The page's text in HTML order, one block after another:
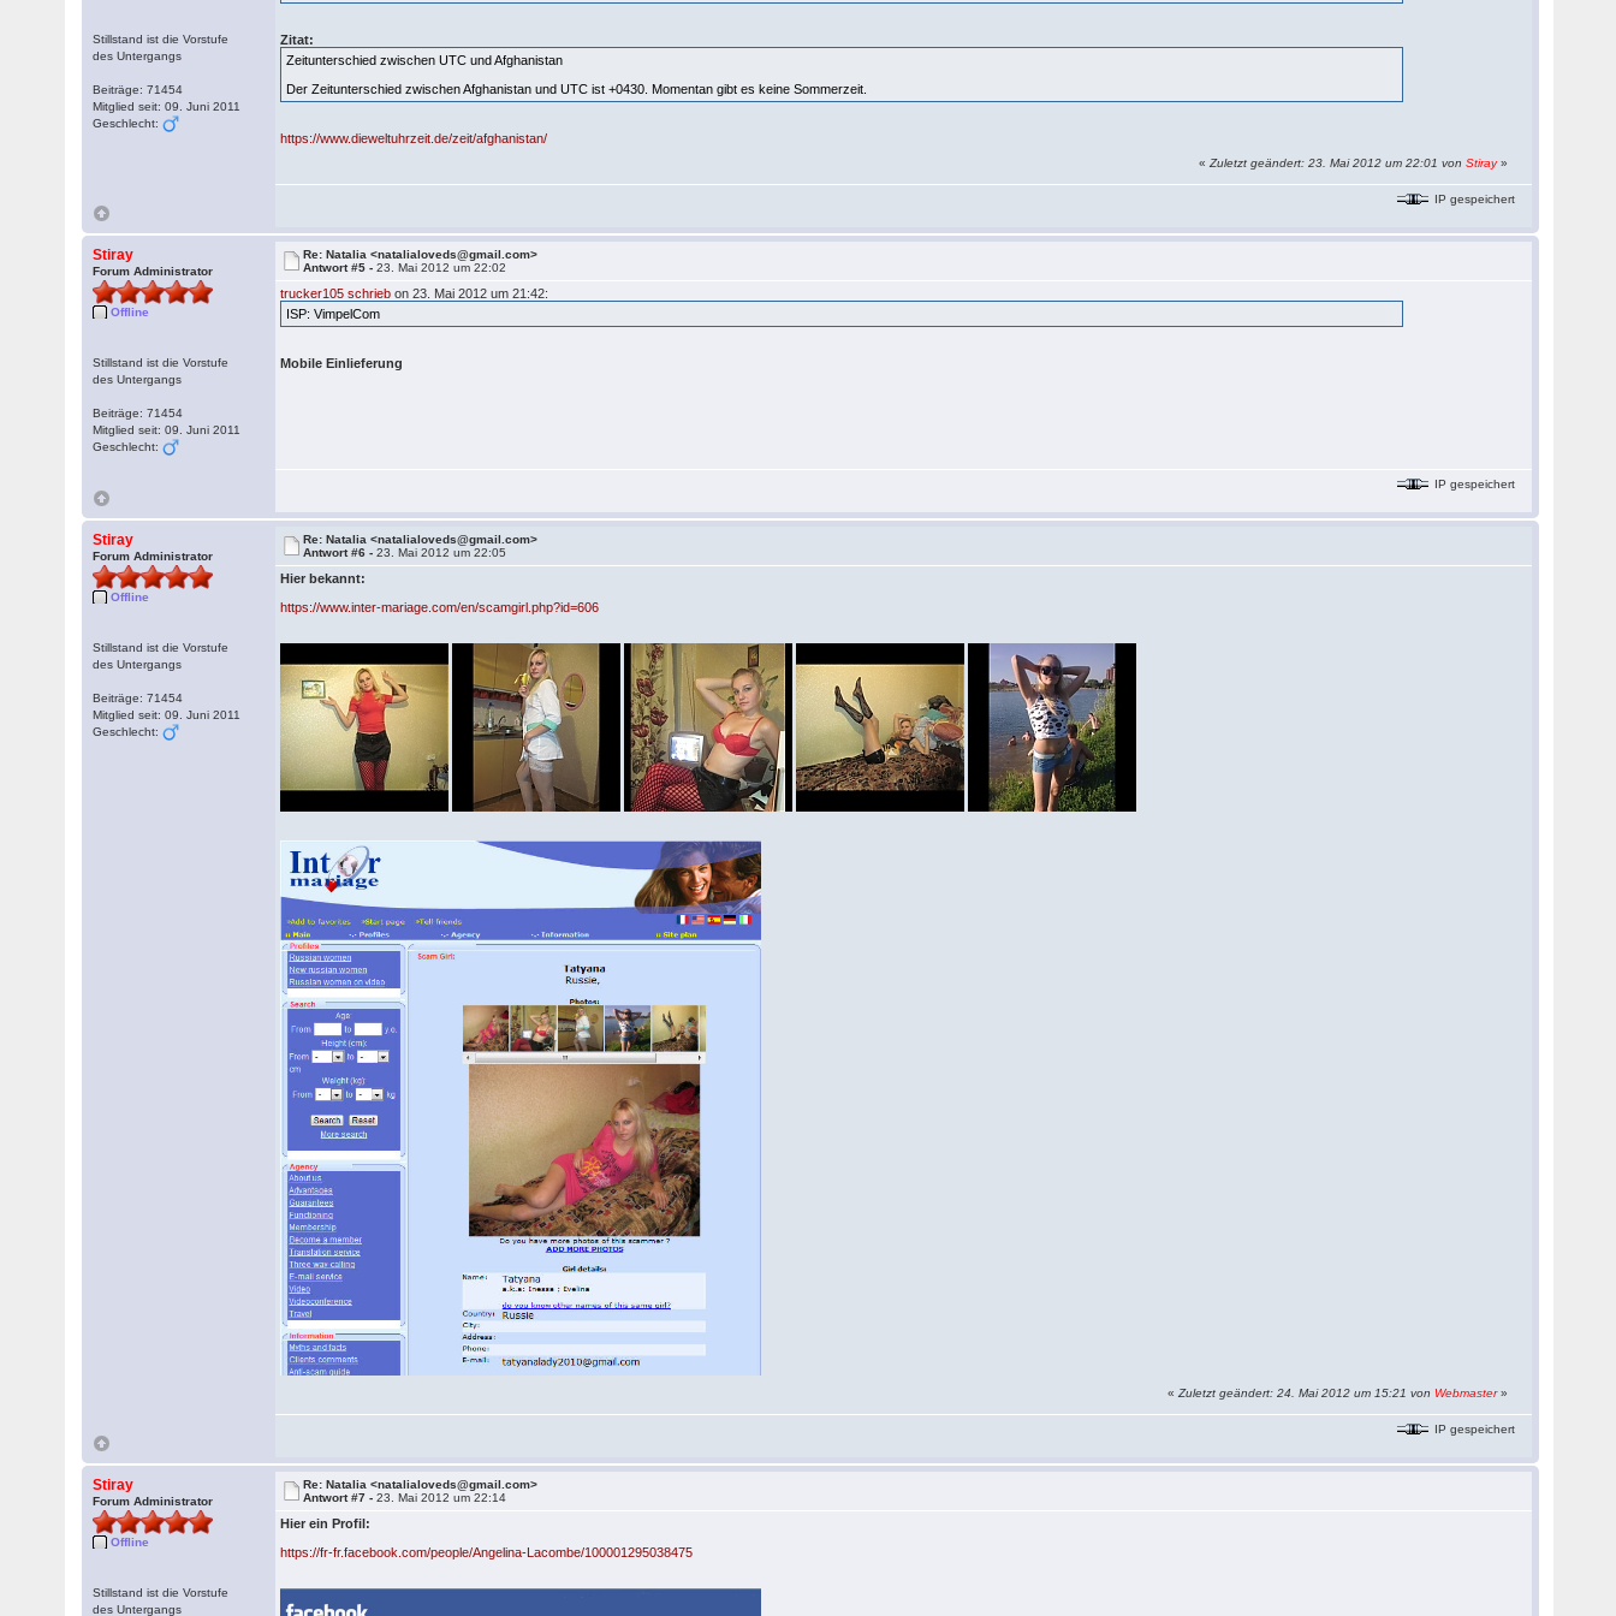
Stillstand ist die Vorstufe
des Untergangs
Beiträge: 71454
Mitglied seit: 09. Juni 2011
Geschlecht:
Zitat:
Zeitunterschied zwischen UTC und Afghanistan
Der Zeitunterschied zwischen Afghanistan und UTC ist +0430. Momentan gibt es keine Sommerzeit.
https://www.dieweltuhrzeit.de/zeit/afghanistan/
«Zuletzt geändert: 23. Mai 2012 um 22:01 vonStiray»
IP gespeichert
Stiray
Forum Administrator
Offline
Stillstand ist die Vorstufe
des Untergangs
Beiträge: 71454
Mitglied seit: 09. Juni 2011
Geschlecht:
Re: Natalia <natalialoveds@gmail.com>
Antwort #5 -23. Mai 2012 um 22:02
trucker105 schrieb on 23. Mai 2012 um 21:42:
ISP: VimpelCom
Mobile Einlieferung
IP gespeichert
Stiray
Forum Administrator
Offline
Stillstand ist die Vorstufe
des Untergangs
Beiträge: 71454
Mitglied seit: 09. Juni 2011
Geschlecht:
Re: Natalia <natalialoveds@gmail.com>
Antwort #6 -23. Mai 2012 um 22:05
Hier bekannt:
https://www.inter-mariage.com/en/scamgirl.php?id=606
«Zuletzt geändert: 24. Mai 2012 um 15:21 von Webmaster»
IP gespeichert
Stiray
Forum Administrator
Offline
Stillstand ist die Vorstufe
des Untergangs
Re: Natalia <natalialoveds@gmail.com>
Antwort #7 -23. Mai 2012 um 22:14
Hier ein Profil:
https://fr-fr.facebook.com/people/Angelina-Lacombe/100001295038475